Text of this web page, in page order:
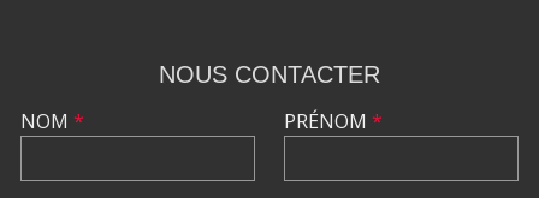
NOUS CONTACTER
NOM * PRÉNOM *